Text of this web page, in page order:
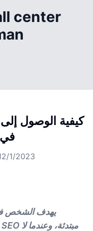
center
كيفية الوصول
في 7 دقائق؟
1/2023
يهدف الشخص